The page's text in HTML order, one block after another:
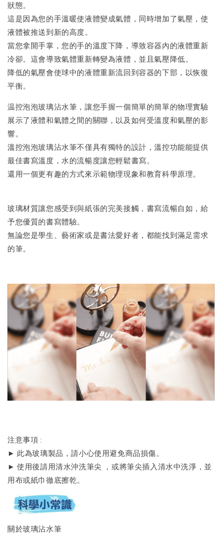
狀態。
這是因為您的手溫暖使液體變成氣體，同時增加了氣壓，使
液體被推送到新的高度。
當您拿開手掌，您的手的溫度下降，導致容器內的液體重新
冷卻。這會導致氣體重新轉變為液體，並且氣壓降低。
降低的氣壓會使球中的液體重新流回到容器的下部，以恢復
平衡。
温控泡泡玻璃沾水筆，讓您手握一個簡單的簡單的物理實驗
展示了液體和氣體之間的關聯，以及如何受溫度和氣壓的影
響。
溫控泡泡玻璃沾水筆不僅具有獨特的設計，溫控功能能提供
最佳書寫溫度，水的流暢度讓您輕鬆書寫。
還用一個更有趣的方式來示範物理現象和教育科學原理。
玻璃材質讓您感受到與紙張的完美接觸，書寫流暢自如，給
予您優質的書寫體驗。
無論您是學生、藝術家或是書法愛好者，都能找到滿足需求
的筆。
注意事項 :
► 此為玻璃製品，請小心使用避免商品損傷。
► 使用後請用清水沖洗筆尖 ，或將筆尖插入清水中洗淨，並
用布或紙巾徹底擦乾。
關於玻璃沾水筆